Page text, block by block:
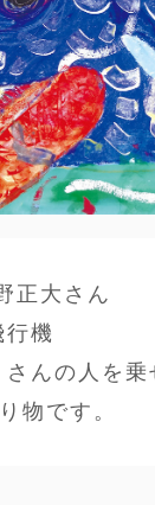
大さん
機
さんの人を乗
物です。